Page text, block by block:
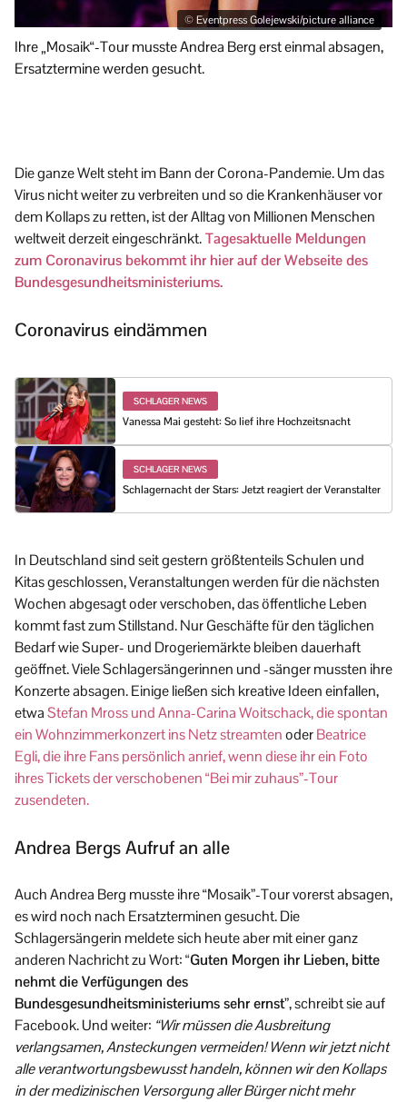
Ihre „Mosaik“-Tour musste Andrea Berg erst einmal absagen,
Ersatztermine werden gesucht.
© Eventpress Golejewski/picture alliance
Die ganze Welt steht im Bann der Corona-Pandemie. Um das
Virus nicht weiter zu verbreiten und so die Krankenhäuser vor
dem Kollaps zu retten, ist der Alltag von Millionen Menschen
weltweit derzeit eingeschränkt.Tagesaktuelle Meldungen
zum Coronavirus bekommt ihr hier auf der Webseite des
Bundesgesundheitsministeriums.
Coronavirus eindämmen
SCHLAGER NEWS
Vanessa Mai gesteht: So lief ihre Hochzeitsnacht
SCHLAGER NEWS
Schlagernacht der Stars: Jetzt reagiert der Veranstalter
In Deutschland sind seit gestern größtenteils Schulen und
Kitas geschlossen, Veranstaltungen werden für die nächsten
Wochen abgesagt oder verschoben, das öffentliche Leben
kommt fast zum Stillstand. Nur Geschäfte für den täglichen
Bedarf wie Super- und Drogeriemärkte bleiben dauerhaft
geöffnet. Viele Schlagersängerinnen und -sänger mussten ihre
Konzerte absagen. Einige ließen sich kreative Ideen einfallen,
etwaStefan Mross und Anna-Carina Woitschack, die spontan
ein Wohnzimmerkonzert ins Netz streamtenoderBeatrice
Egli, die ihre Fans persönlich anrief, wenn diese ihr ein Foto
ihres Tickets der verschobenen “Bei mir zuhaus”-Tour
zusendeten.
Andrea Bergs Aufruf an alle
Auch Andrea Berg musste ihre “Mosaik”-Tour vorerst absagen,
es wird noch nach Ersatzterminen gesucht. Die
Schlagersängerin meldete sich heute aber mit einer ganz
anderen Nachricht zu Wort:“Guten Morgen ihr Lieben, bitte
nehmt die Verfügungen des
Bundesgesundheitsministeriums sehr ernst”, schreibt sie auf
Facebook. Und weiter: “Wir müssen die Ausbreitung
verlangsamen, Ansteckungen vermeiden! Wenn wir jetzt nicht
alle verantwortungsbewusst handeln, können wir den Kollaps
in der medizinischen Versorgung aller Bürger nicht mehr